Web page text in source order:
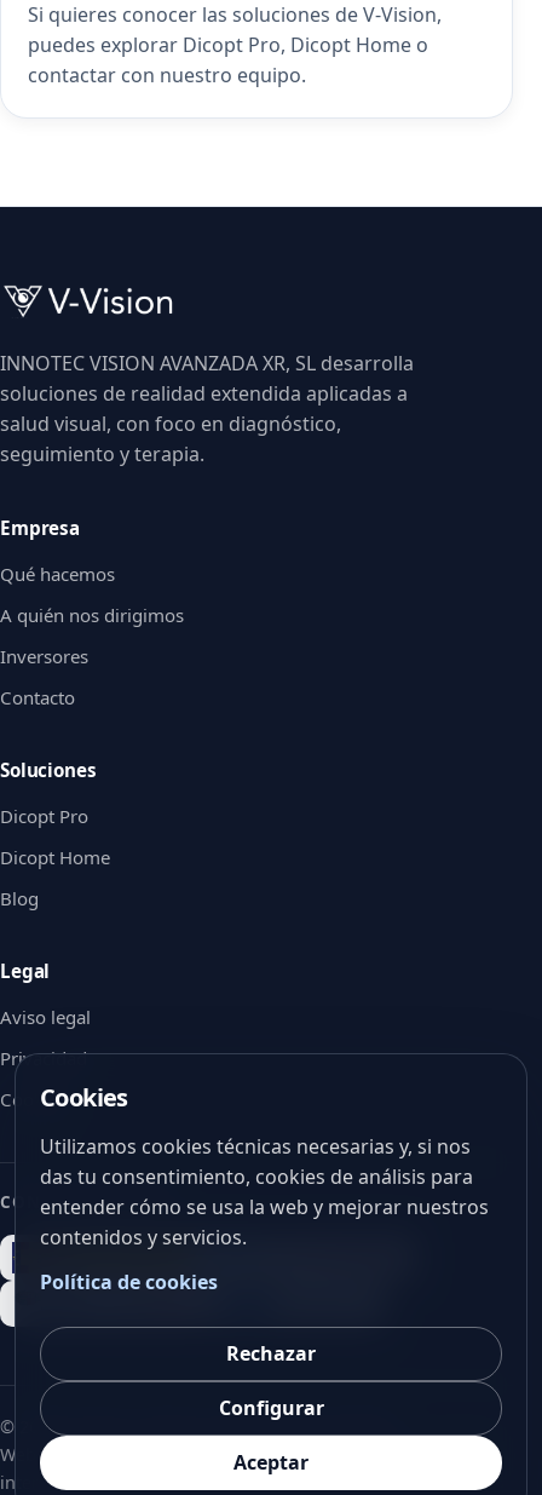
Si quieres conocer las soluciones de V-Vision,
puedes explorar Dicopt Pro, Dicopt Home o
contactar con nuestro equipo.
INNOTEC VISION AVANZADA XR, SL desarrolla
soluciones de realidad extendida aplicadas a
salud visual, con foco en diagnóstico,
seguimiento y terapia.
Empresa
Qué hacemos
A quién nos dirigimos
Inversores
Contacto
Soluciones
Dicopt Pro
Dicopt Home
Blog
Legal
Aviso legal
Privacidad
Cookies
CON EL APOYO DE
© 2026 V-Vision. Todos los derechos reservados.
Web corporativa en español, preparada para futura versión
internacional.
Cookies
Utilizamos cookies técnicas necesarias y, si nos
das tu consentimiento, cookies de análisis para
entender cómo se usa la web y mejorar nuestros
contenidos y servicios.
Política de cookies
Rechazar
Configurar
Aceptar